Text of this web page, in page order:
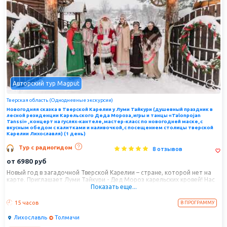
Авторский тур Magput
Тверская область (Однодневные экскурсии)
Новогодняя сказка в Тверской Карелии у Луми Тайкури (душевный праздник в
лесной резиденции Карельского Деда Мороза, игры и танцы «Talonpojan
Tanssi» , концерт на гуслях-кантеле, мастер-класс по новогодней маске, с
вкусным обедом с калитками и наливочкой, с посещением столицы тверской
Карелии Лихославля) (1 день)
Тур с радиогидом 8 отзывов
от 6980 руб
Новый год в загадочной Тверской Карелии – стране, которой нет на
карте. Приглашает Луми Тайкури - Дед Мороз карельских кровей! Нас
ждет новогодний Пир на весь мир со знаменитыми карельскими
карел, зажигательные карельские танцы, танцевальный мастер-класс
«Talonpojan Tanšši» и хороводы, переодевания в ряженых, гадание на
дровах и хлебе, а еще освоим несколько фраз на карельском языке и
услышим знаменитые гусли-кантеле! Непременно заедем в
Показать еще...
15 часов В ПРОГРАММУ
Лихославль Толмачи